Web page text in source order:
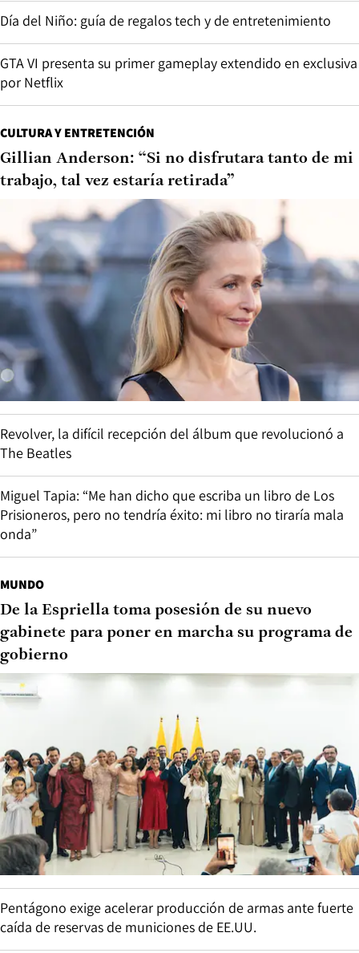
Día del Niño: guía de regalos tech y de entretenimiento
GTA VI presenta su primer gameplay extendido en exclusiva
por Netflix
CULTURA Y ENTRETENCIÓN
Gillian Anderson: “Si no disfrutara tanto de mi
trabajo, tal vez estaría retirada”
Revolver, la difícil recepción del álbum que revolucionó a
The Beatles
Miguel Tapia: “Me han dicho que escriba un libro de Los
Prisioneros, pero no tendría éxito: mi libro no tiraría mala
onda”
MUNDO
De la Espriella toma posesión de su nuevo
gabinete para poner en marcha su programa de
gobierno
Pentágono exige acelerar producción de armas ante fuerte
caída de reservas de municiones de EE.UU.